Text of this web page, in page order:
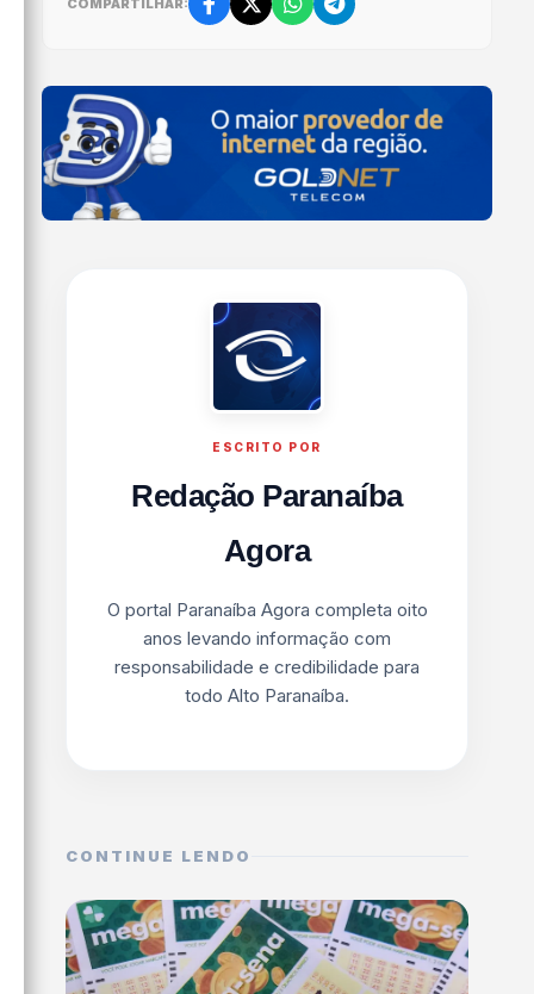
ESCRITO POR
Redação Paranaíba
Agora
O portal Paranaíba Agora completa oito
anos levando informação com
responsabilidade e credibilidade para
todo Alto Paranaíba.
CONTINUE LENDO